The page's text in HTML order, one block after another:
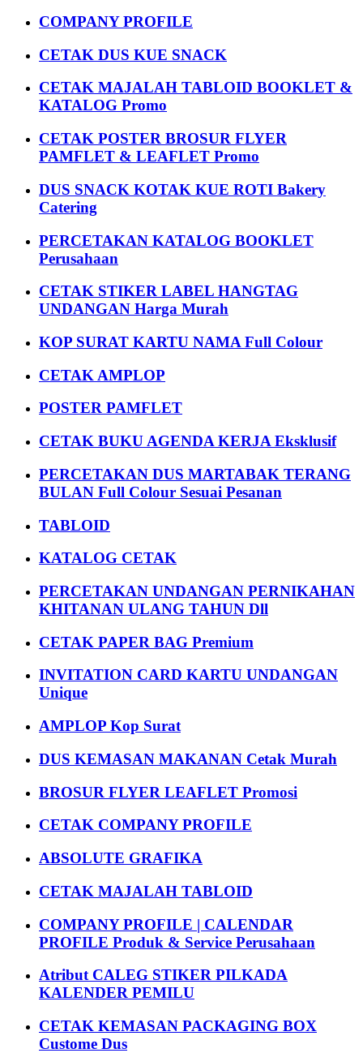
COMPANY PROFILE
CETAK DUS KUE SNACK
CETAK MAJALAH TABLOID BOOKLET &
KATALOG Promo
CETAK POSTER BROSUR FLYER
PAMFLET & LEAFLET Promo
DUS SNACK KOTAK KUE ROTI Bakery
Catering
PERCETAKAN KATALOG BOOKLET
Perusahaan
CETAK STIKER LABEL HANGTAG
UNDANGAN Harga Murah
KOP SURAT KARTU NAMA Full Colour
CETAK AMPLOP
POSTER PAMFLET
CETAK BUKU AGENDA KERJA Eksklusif
PERCETAKAN DUS MARTABAK TERANG
BULAN Full Colour Sesuai Pesanan
TABLOID
KATALOG CETAK
PERCETAKAN UNDANGAN PERNIKAHAN
KHITANAN ULANG TAHUN Dll
CETAK PAPER BAG Premium
INVITATION CARD KARTU UNDANGAN
Unique
AMPLOP Kop Surat
DUS KEMASAN MAKANAN Cetak Murah
BROSUR FLYER LEAFLET Promosi
CETAK COMPANY PROFILE
ABSOLUTE GRAFIKA
CETAK MAJALAH TABLOID
COMPANY PROFILE | CALENDAR
PROFILE Produk & Service Perusahaan
Atribut CALEG STIKER PILKADA
KALENDER PEMILU
CETAK KEMASAN PACKAGING BOX
Custome Dus